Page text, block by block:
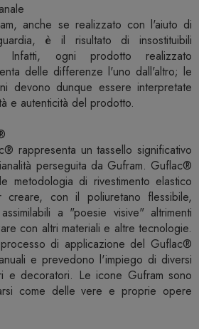
anche se realizzato con l'aiuto di
è il risultato di insostituibili
Infatti, ogni prodotto realizzato
delle differenze l'uno dall'altro; le
devono dunque essere interpretate
e autenticità del prodotto.
rappresenta un tassello significativo
perseguita da Gufram. Guflac®
metodologia di rivestimento elastico
creare, con il poliuretano flessibile,
a "poesie visive" altrimenti
con altri materiali e altre tecnologie.
di applicazione del Guflac®
e prevedono l'impiego di diversi
e decoratori. Le icone Gufram sono
come delle vere e proprie opere